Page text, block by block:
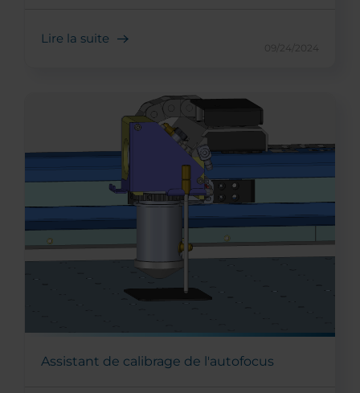
Lire la suite
09/24/2024
Assistant de calibrage de l'autofocus